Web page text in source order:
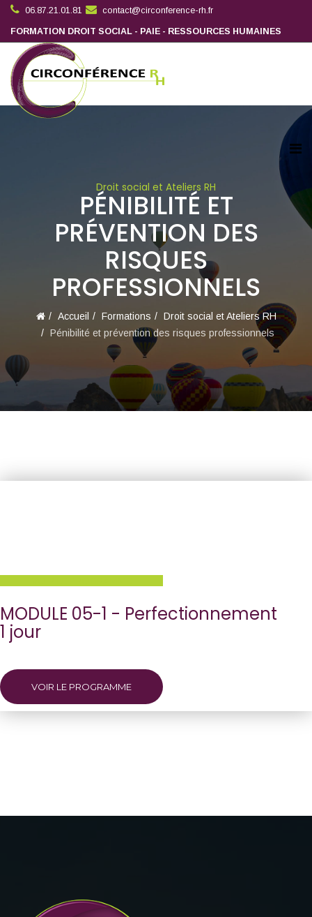
06.87.21.01.81 contact@circonference-rh.fr
FORMATION DROIT SOCIAL - PAIE - RESSOURCES HUMAINES
Droit social et Ateliers RH
PÉNIBILITÉ ET
PRÉVENTION DES
RISQUES
PROFESSIONNELS
Accueil Formations
Droit social et Ateliers RH
Pénibilité et prévention des risques professionnels
MODULE 05-1 - Perfectionnement
1 jour
VOIR LE PROGRAMME